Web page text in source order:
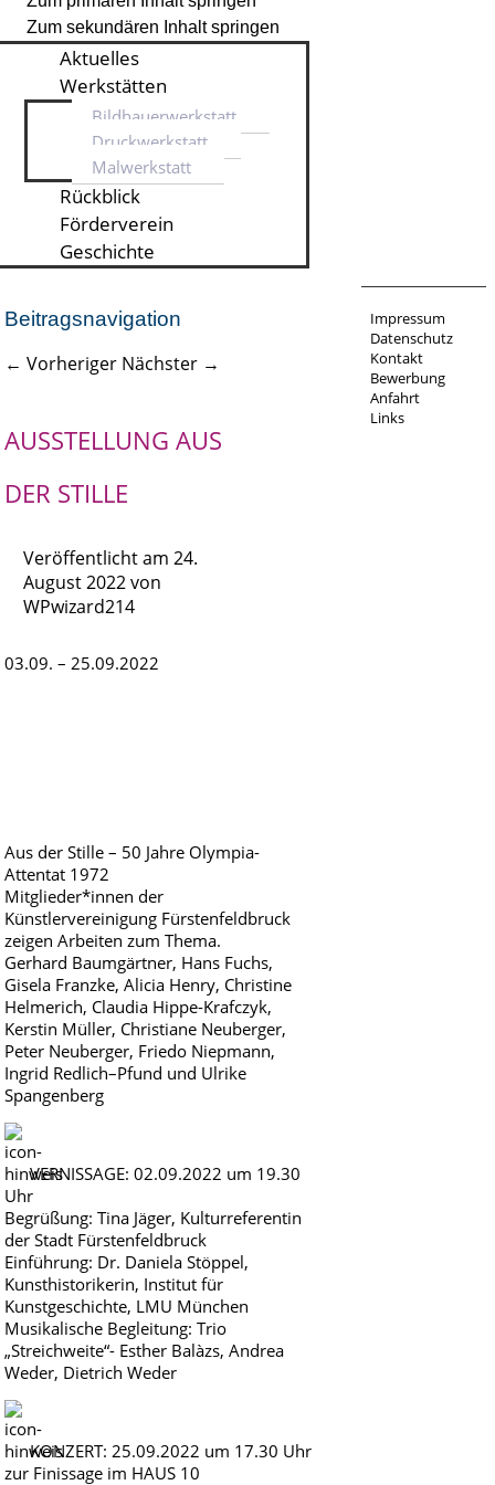
Zum sekundären Inhalt springen
Aktuelles
Werkstätten
Bildhauerwerkstatt
Druckwerkstatt
Malwerkstatt
Rückblick
Förderverein
Geschichte
Beitragsnavigation
← Vorheriger Nächster →
AUSSTELLUNG AUS
DER STILLE
Veröffentlicht am24.
August 2022von
WPwizard214
03.09. – 25.09.2022
Aus der Stille – 50 Jahre Olympia-
Attentat 1972
Mitglieder*innen der
Künstlervereinigung Fürstenfeldbruck
zeigen Arbeiten zum Thema.
Gerhard Baumgärtner, Hans Fuchs,
Gisela Franzke, Alicia Henry, Christine
Helmerich, Claudia Hippe-Krafczyk,
Kerstin Müller, Christiane Neuberger,
Peter Neuberger, Friedo Niepmann,
Ingrid Redlich–Pfund und Ulrike
Spangenberg
VERNISSAGE: 02.09.2022 um 19.30
Uhr
Begrüßung: Tina Jäger, Kulturreferentin
der Stadt Fürstenfeldbruck
Einführung: Dr. Daniela Stöppel,
Kunsthistorikerin, Institut für
Kunstgeschichte, LMU München
Musikalische Begleitung: Trio
„Streichweite“- Esther Balàzs, Andrea
Weder, Dietrich Weder
KONZERT: 25.09.2022 um 17.30 Uhr
zur Finissage im HAUS 10
Impressum
Datenschutz
Kontakt
Bewerbung
Anfahrt
Links